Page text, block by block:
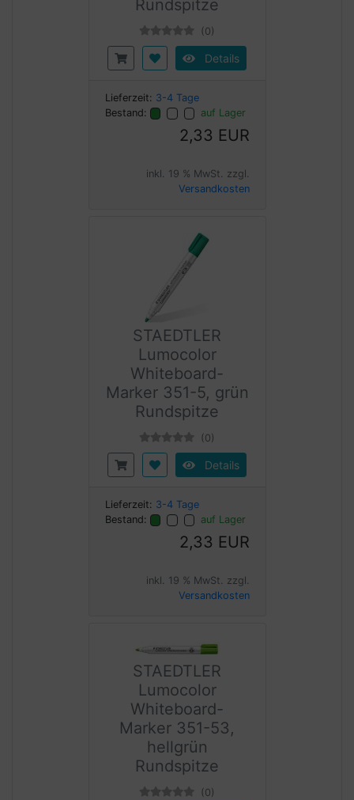
Rundspitze
(0)
Details
Lieferzeit: 3-4 Tage
Bestand:
auf Lager
2,33 EUR
inkl. 19 % MwSt. zzgl.
Versandkosten
STAEDTLER
Lumocolor
Whiteboard-
Marker 351-5, grün
Rundspitze
(0)
Details
Lieferzeit: 3-4 Tage
Bestand:
auf Lager
2,33 EUR
inkl. 19 % MwSt. zzgl.
Versandkosten
STAEDTLER
Lumocolor
Whiteboard-
Marker 351-53,
hellgrün
Rundspitze
(0)